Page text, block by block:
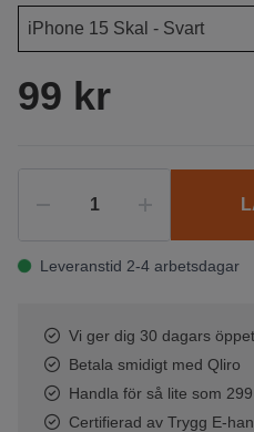
99 kr
Leveranstid 2-4 arbetsdagar
Vi ger dig 30 dagars
Betala smidigt med Qliro
Handla för så lite som
Certifierad av Trygg E-